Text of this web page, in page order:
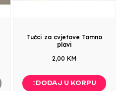
Tučci za cvjetove Tamno
plavi
2,00 KM
DODAJ U KORPU